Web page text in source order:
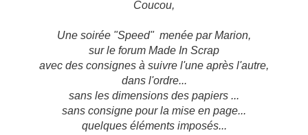
Coucou,
Une soirée "Speed" menée par Marion,
sur le forum Made In Scrap
avec des consignes à suivre l'une après l'autre,
dans l'ordre...
sans les dimensions des papiers ...
sans consigne pour la mise en page...
quelques éléments imposés...